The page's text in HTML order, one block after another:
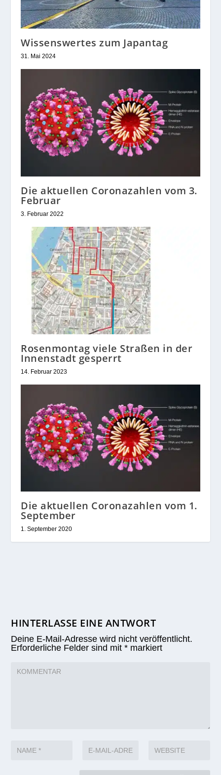
Wissenswertes zum Japantag
31. Mai 2024
Die aktuellen Coronazahlen vom 3.
Februar
3. Februar 2022
Rosenmontag viele Straßen in der
Innenstadt gesperrt
14. Februar 2023
Die aktuellen Coronazahlen vom 1.
September
1. September 2020
HINTERLASSE EINE ANTWORT
Deine E-Mail-Adresse wird nicht veröffentlicht.
Erforderliche Felder sind mit* markiert